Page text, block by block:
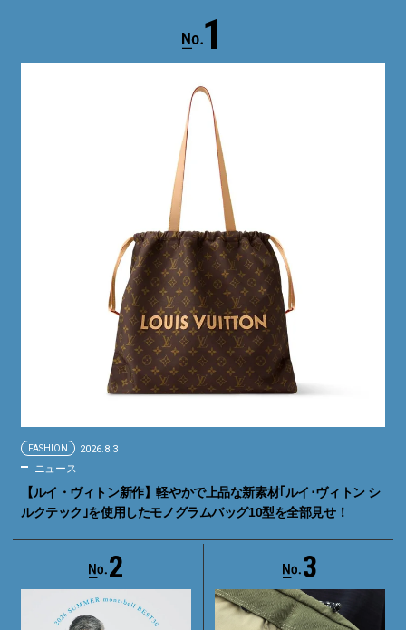
1
FASHION 2026.8.3
ニュース
【ルイ・ヴィトン新作】軽やかで上品な新素材｢ルイ･ヴィトン シ
ルクテック｣を使用したモノグラムバッグ10型を全部見せ！
2 3